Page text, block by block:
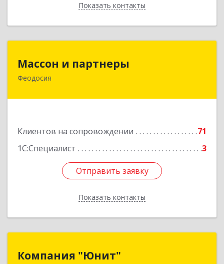
Показать контакты
Назад
Массон и партнеры
Феодосия
Клиентов на сопровождении
71
1С:Специалист
3
Отправить заявку
Показать контакты
298112, Крым Респ, Феодосия г, Крымская ул,
Отправить заявку
Назад
Компания "Юнит"